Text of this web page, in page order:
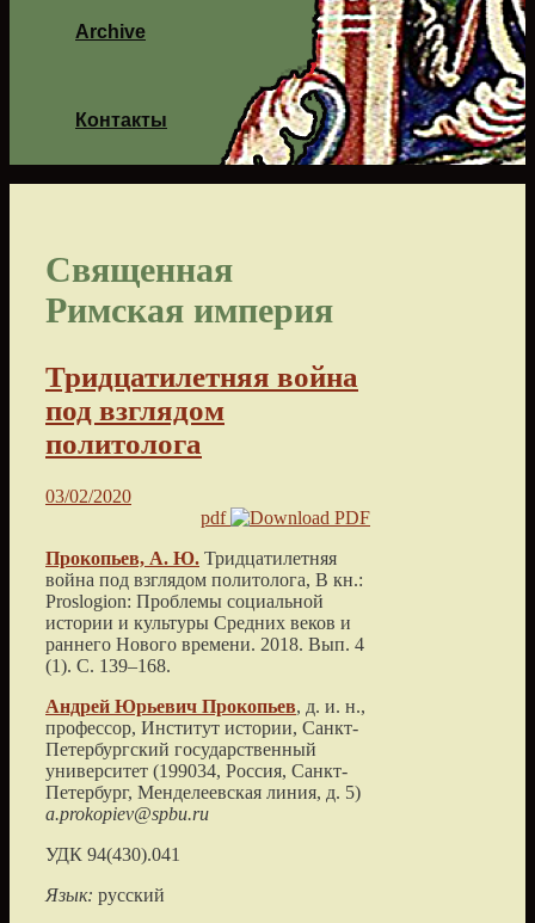
Archive
Контакты
Священная
Римская империя
Тридцатилетняя война
под взглядом
политолога
03/02/2020
pdf
Прокопьев, А. Ю. Тридцатилетняя
война под взглядом политолога, В кн.:
Proslogion: Проблемы социальной
истории и культуры Средних веков и
раннего Нового времени. 2018. Вып. 4
(1). С. 139–168.
Андрей Юрьевич Прокопьев, д. и. н.,
профессор, Институт истории, Санкт-
Петербургский государственный
университет (199034, Россия, Санкт-
Петербург, Менделеевская линия, д. 5)
а.prokopiev@spbu.ru
УДК 94(430).041
Язык: русский